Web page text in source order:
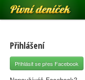
Pivní deníček
Pivní mapa
Pivní značky
Nápověda
Přihlášení
Přihlásit se přes Facebook